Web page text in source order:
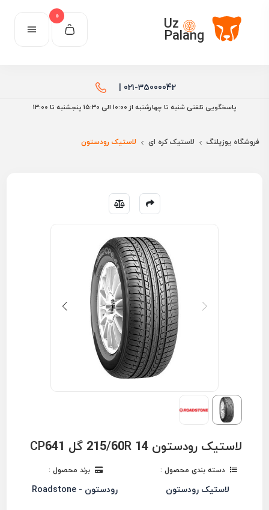
Uz
Palang
0
021-35000042 |
پاسخگویی تلفنی شنبه تا چهارشنبه از 10:00 الی ۱۵:30 پنجشنبه تا 13:00
فروشگاه یوزپلنگ لاستیک کره ای لاستیک رودستون
لاستیک رودستون 215/60R 14 گل CP641
دسته بندی محصول :
لاستیک رودستون
برند محصول :
رودستون - Roadstone